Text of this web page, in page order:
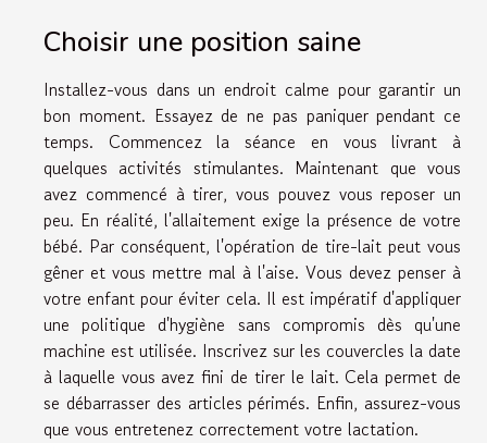
Choisir une position saine
Installez-vous dans un endroit calme pour garantir un
bon moment. Essayez de ne pas paniquer pendant ce
temps. Commencez la séance en vous livrant à
quelques activités stimulantes. Maintenant que vous
avez commencé à tirer, vous pouvez vous reposer un
peu. En réalité, l'allaitement exige la présence de votre
bébé. Par conséquent, l'opération de tire-lait peut vous
gêner et vous mettre mal à l'aise. Vous devez penser à
votre enfant pour éviter cela. Il est impératif d'appliquer
une politique d'hygiène sans compromis dès qu'une
machine est utilisée. Inscrivez sur les couvercles la date
à laquelle vous avez fini de tirer le lait. Cela permet de
se débarrasser des articles périmés. Enfin, assurez-vous
que vous entretenez correctement votre lactation.